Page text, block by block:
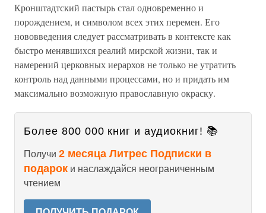
Кронштадтский пастырь стал одновременно и
порождением, и символом всех этих перемен. Его
нововведения следует рассматривать в контексте как
быстро менявшихся реалий мирской жизни, так и
намерений церковных иерархов не только не утратить
контроль над данными процессами, но и придать им
максимально возможную православную окраску.
Более 800 000 книг и аудиокниг! 📚
Получи 2 месяца Литрес Подписки в
подарок и наслаждайся неограниченным
чтением